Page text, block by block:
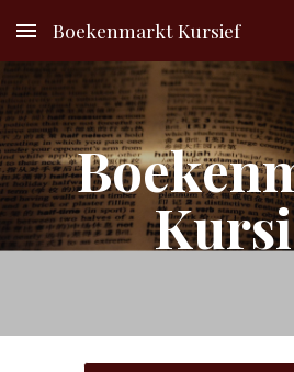
Skip to main content
Boekenmarkt Kursief